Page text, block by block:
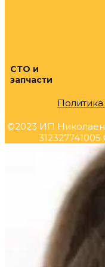
СТО и
запчасти
©2023 ИП